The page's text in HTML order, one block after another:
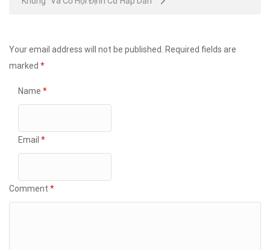
Your email address will not be published.
Required fields are
marked *
Name *
Email *
Comment *